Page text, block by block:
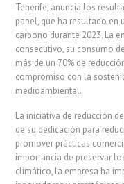
Tenerife, anuncia los
papel, que ha resultado en
carbono durante 2023. La
consecutivo, su consumo
más de un 70% de
compromiso con la
medioambiental.
La iniciativa de reducción
de su dedicación para
promover prácticas
importancia de preservar
climático, la empresa ha